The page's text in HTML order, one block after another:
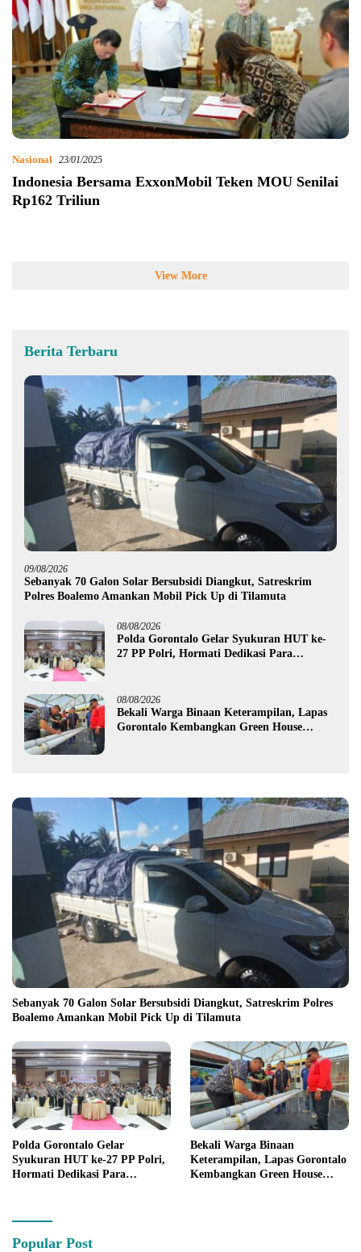
Nasional 23/01/2025
Indonesia Bersama ExxonMobil Teken MOU Senilai
Rp162 Triliun
View More
Berita Terbaru
09/08/2026
Sebanyak 70 Galon Solar Bersubsidi Diangkut, Satreskrim
Polres Boalemo Amankan Mobil Pick Up di Tilamuta
08/08/2026
Polda Gorontalo Gelar Syukuran HUT ke-
27 PP Polri, Hormati Dedikasi Para
08/08/2026
Bekali Warga Binaan Keterampilan, Lapas
Gorontalo Kembangkan Green House
Sebanyak 70 Galon Solar Bersubsidi Diangkut, Satreskrim Polres
Boalemo Amankan Mobil Pick Up di Tilamuta
Polda Gorontalo Gelar
Syukuran HUT ke-27 PP Polri,
Hormati Dedikasi Para
Bekali Warga Binaan
Keterampilan, Lapas Gorontalo
Kembangkan Green House
Popular Post